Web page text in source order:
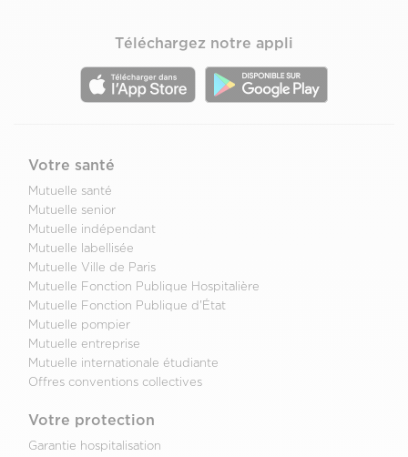
Téléchargez notre appli
Votre santé
Mutuelle santé
Mutuelle senior
Mutuelle indépendant
Mutuelle labellisée
Mutuelle Ville de Paris
Mutuelle Fonction Publique Hospitalière
Mutuelle Fonction Publique d'État
Mutuelle pompier
Mutuelle entreprise
Mutuelle internationale étudiante
Offres conventions collectives
Votre protection
Garantie hospitalisation